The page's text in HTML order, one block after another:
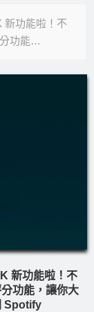
新功能啦！不
功能…
新功能啦！不
功能，讓你大
Spotify